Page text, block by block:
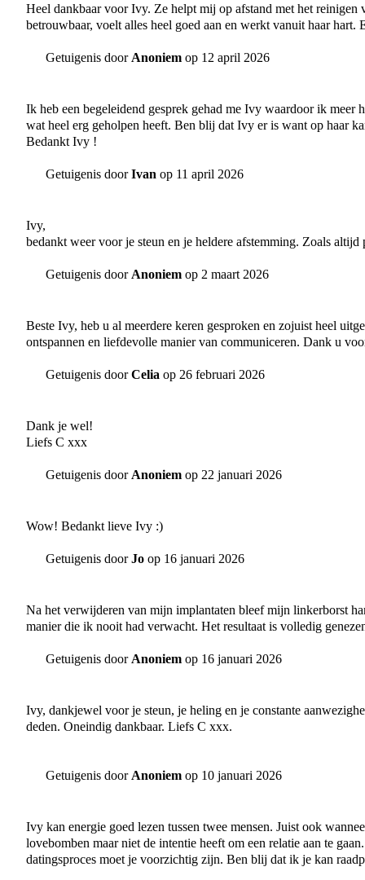
Heel dankbaar voor Ivy. Ze helpt mij op afstand met het
betrouwbaar, voelt alles heel goed aan en werkt vanuit haar hart.
Getuigenis doorAnoniem op 12 april 2026
Ik heb een begeleidend gesprek gehad me Ivy waardoor ik
wat heel erg geholpen heeft. Ben blij dat Ivy er is want op haar
Bedankt Ivy !
Getuigenis doorIvan op 11 april 2026
Ivy,
bedankt weer voor je steun en je heldere afstemming. Zoals
Getuigenis doorAnoniem op 2 maart 2026
Beste Ivy, heb u al meerdere keren gesproken en zojuist heel
ontspannen en liefdevolle manier van communiceren. Dank u
Getuigenis doorCelia op 26 februari 2026
Dank je wel!
Liefs C xxx
Getuigenis doorAnoniem op 22 januari 2026
Wow! Bedankt lieve Ivy :)
Getuigenis doorJo op 16 januari 2026
Na het verwijderen van mijn implantaten bleef mijn linkerborst
manier die ik nooit had verwacht. Het resultaat is volledig
Getuigenis doorAnoniem op 16 januari 2026
Ivy, dankjewel voor je steun, je heling en je constante
deden. Oneindig dankbaar. Liefs C xxx.
Getuigenis doorAnoniem op 10 januari 2026
Ivy kan energie goed lezen tussen twee mensen. Juist ook
lovebomben maar niet de intentie heeft om een relatie aan te
datingsproces moet je voorzichtig zijn. Ben blij dat ik je kan